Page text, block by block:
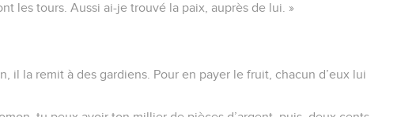
les tours. Aussi ai-je trouvé la paix, auprès de lui. »
il la remit à des gardiens. Pour en payer le fruit, chacun d’eux lui